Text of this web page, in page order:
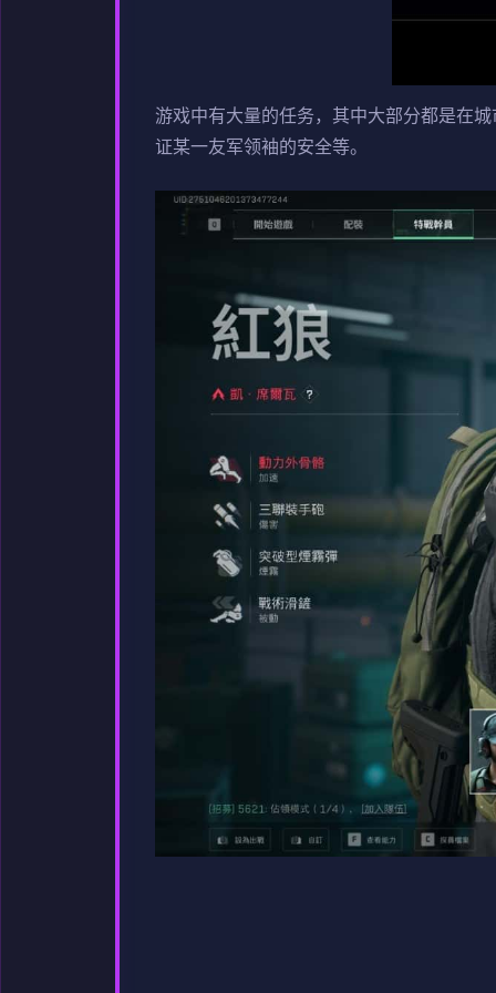
游戏中有大量的任务，其中大部分都是在
证某一友军领袖的安全等。